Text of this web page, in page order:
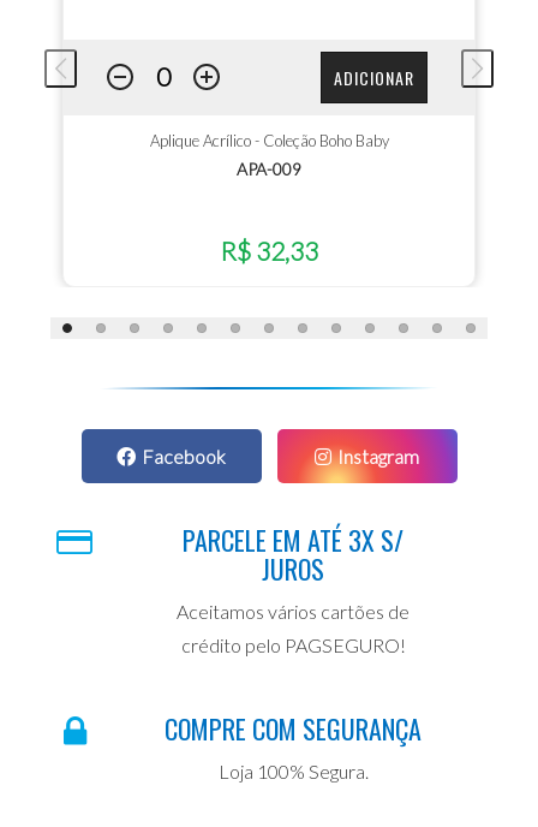
ADICIONAR
Aplique Acrílico - Coleção Boho Baby
APA-009
R$ 32,33
Facebook Instagram
PARCELE EM ATÉ 3X S/
JUROS
Aceitamos vários cartões de
crédito pelo PAGSEGURO!
COMPRE COM SEGURANÇA
Loja 100% Segura.